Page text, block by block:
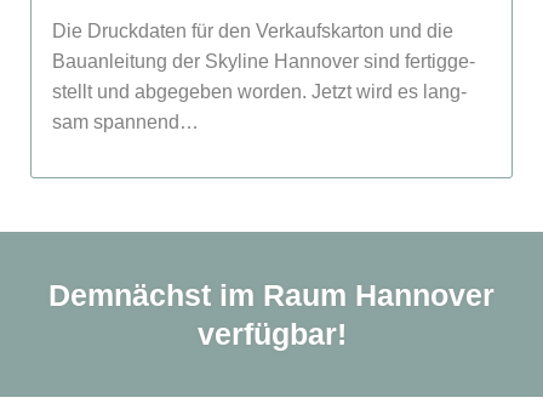
Die Druck­daten für den Ver­kaufs­karton und die
Bau­an­lei­tung der Sky­line Hannover sind fertig­ge­
stellt und ab­ge­geben worden. Jetzt wird es lang­
sam spannend…
Demnächst im Raum Hannover
verfügbar!